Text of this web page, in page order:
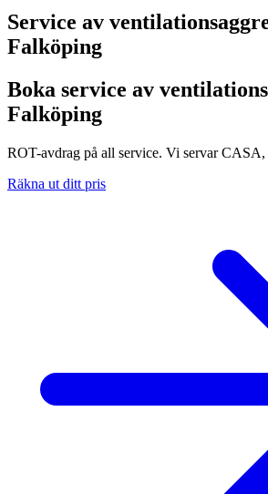
Service av
Falköping
Boka service av
Falköping
ROT-avdrag på all service. Vi servar
Räkna ut ditt pris